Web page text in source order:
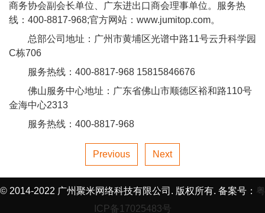
商务协会副会长单位、广东进出口商会理事单位。服务热
线：400-8817-968;官方网站：www.jumitop.com。
总部公司地址：广州市黄埔区光谱中路11号云升科学园
C栋706
服务热线：400-8817-968 15815846676
佛山服务中心地址：广东省佛山市顺德区裕和路110号
金海中心2313
服务热线：400-8817-968
Previous Next
© 2014-2022 广州聚米网络科技有限公司. 版权所有. 备案号： 粤
ICP备17025483号